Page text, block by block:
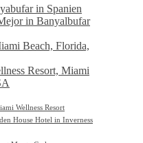
in Spanien
in Banyalbufar
Beach, Florida,
Resort, Miami
Wellness Resort
House Hotel in Inverness